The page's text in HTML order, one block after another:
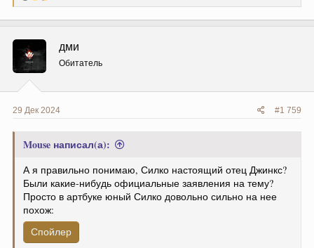
дми
Обитатель
29 Дек 2024 #1 759
Mouse написал(а):
А я правильно понимаю, Силко настоящий отец Джинкс?
Были какие-нибудь официальные заявления на тему?
Просто в артбуке юный Силко довольно сильно на нее
похож:
Спойлер